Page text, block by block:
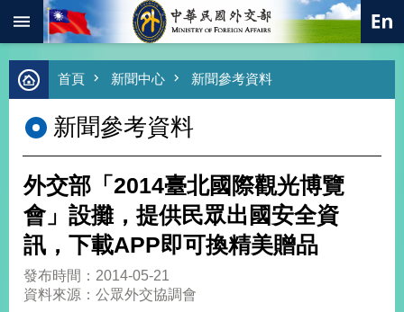
跳到主要內容區塊
進
階
尋
熱
總
合
外
交
首頁 新聞中心 新聞參考資料
新聞參考資料
外交部「2014臺北國際觀光博覽
會」設攤，提供民眾出國安全資
訊，下載APP即可換精美贈品
發布時間：2014-05-21
資料來源：公眾外交協調會